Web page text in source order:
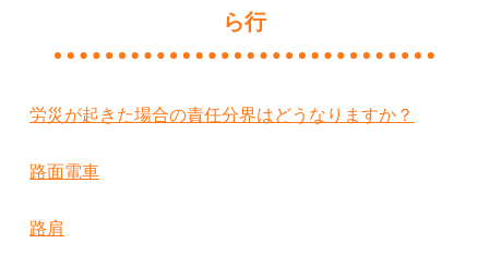
ら行
労災が起きた場合の責任分界はどうなりますか？
路面電車
路肩